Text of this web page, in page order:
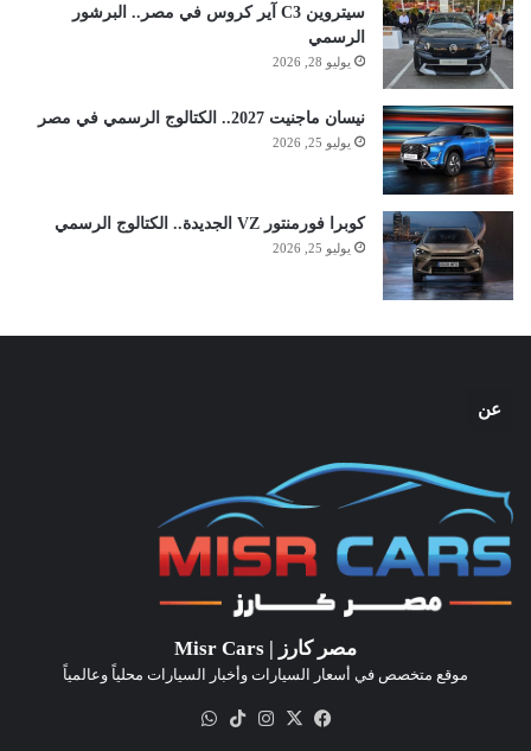
سيتروين C3 آير كروس في مصر.. البرشور
الرسمي
يوليو 28, 2026
نيسان ماجنيت 2027.. الكتالوج الرسمي في مصر
يوليو 25, 2026
كوبرا فورمنتور VZ الجديدة.. الكتالوج الرسمي
يوليو 25, 2026
عن
مصر كارز | Misr Cars
موقع متخصص في أسعار السيارات وأخبار السيارات محلياً وعالمياً
فيسبوك
‫X انستقرام‫TikTok